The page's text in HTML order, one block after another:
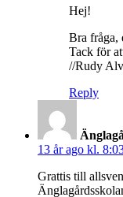
Hej!
Bra fråga,
Tack för
//Rudy
Reply
13 år ago kl.
Grattis till